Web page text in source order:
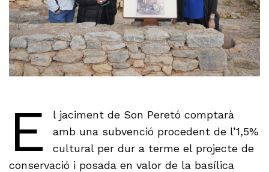
E
l jaciment de Son Peretó comptarà
amb una subvenció procedent de l’1,5%
cultural per dur a terme el projecte de
conservació i posada en valor de la basílica